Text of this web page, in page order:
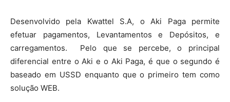
Desenvolvido pela Kwattel S.A, o Aki Paga permite
efetuar pagamentos, Levantamentos e Depósitos, e
carregamentos. Pelo que se percebe, o principal
diferencial entre o Aki e o Aki Paga, é que o segundo é
baseado em USSD enquanto que o primeiro tem como
solução WEB.